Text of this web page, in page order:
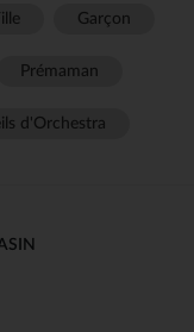
Garçon
Prémaman
d'Orchestra